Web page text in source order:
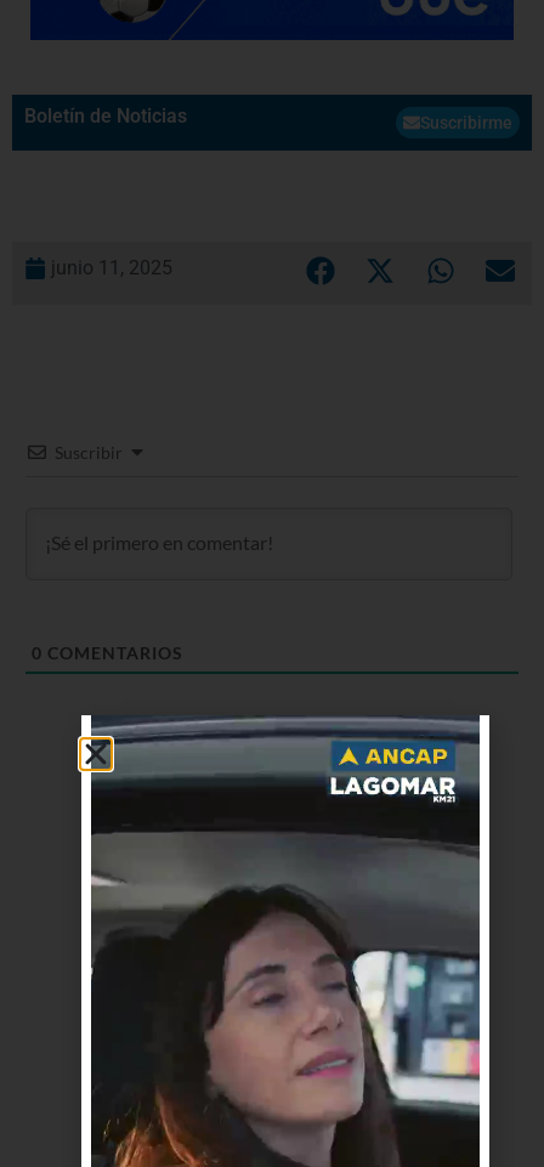
Boletín de Noticias Suscribirme
junio 11, 2025
Suscribir
0 COMENTARIOS